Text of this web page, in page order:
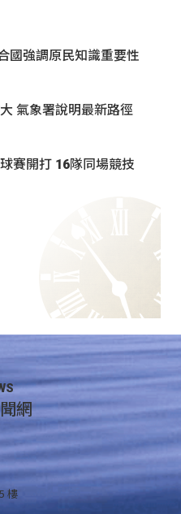
國強調原民知識重要性
氣象署說明最新路徑
賽開打 16隊同場競技
網
樓